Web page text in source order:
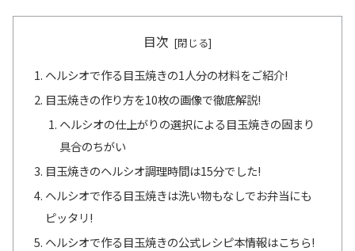
目次
ヘルシオで作る目玉焼きの1人分の材料をご紹介!
目玉焼きの作り方を10枚の画像で徹底解説!
ヘルシオの仕上がりの選択による目玉焼きの固まり
具合のちがい
目玉焼きのヘルシオ調理時間は15分でした!
ヘルシオで作る目玉焼きは洗い物もなしでお弁当にも
ピッタリ!
ヘルシオで作る目玉焼きの公式レシピ本情報はこちら!